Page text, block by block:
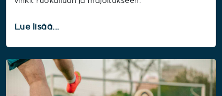
Lue lisää...